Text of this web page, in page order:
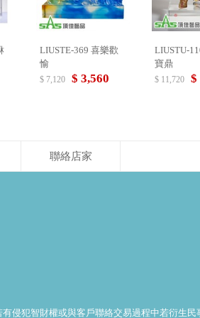
LIUSTE-369 喜樂歡
愉
$ 7,120 $ 3,560
LIUSTU-
寶鼎
$ 11,720 $
聯絡店家
侵犯智財權或與客戶聯絡交易過程中若衍生民